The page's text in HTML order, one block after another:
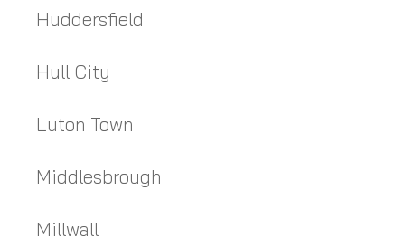
Huddersfield
Hull City
Luton Town
Middlesbrough
Millwall